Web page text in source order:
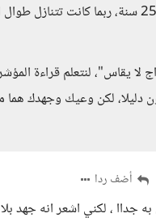
الأخت "المطيعة" التي انهار زواجها بعد
لا يقاس"، لنتعلم قراءة
دليلا، لكن وعيك وجهدك هما
أضف ردا
جداا ، لكني اشعر انه جهد